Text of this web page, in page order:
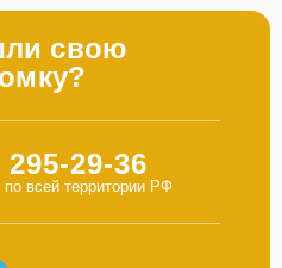
свою
29-36
всей территории РФ